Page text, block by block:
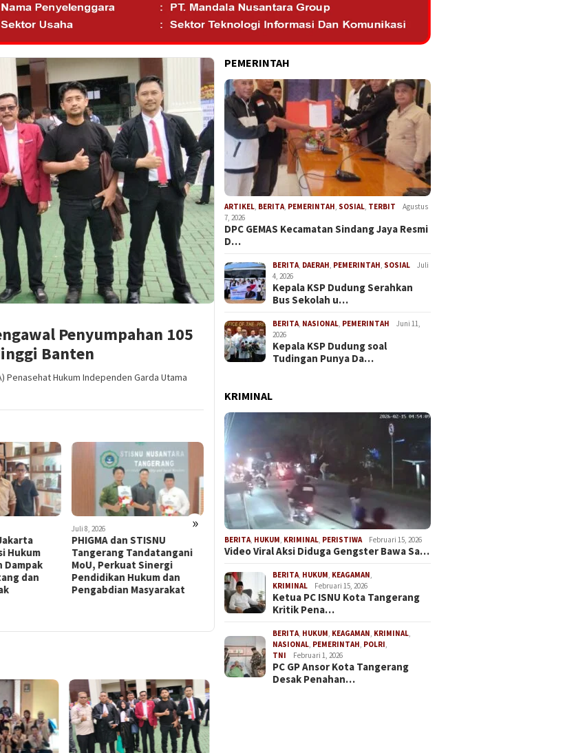
Penyumpahan 105
Banten
Penasehat Hukum Independen Garda Utama
»
dan
Juni 24, 2026
Silaturahim dan Penguatan
Sinergi Keilmuan Hukum
antara DPN OA PHIGMA dan
STISNU Tangerang dalam
Mendukung Implementasi
Juni 10, 2026
Hari Jadi Pertama
Organisasi Advokat dan
Khidmat di Jakarta
Mei 26, 2026
Warga Blok Bengkok atau
Gang Semangka Keluhkan
yang Dinilai Lambat
Bertindak
PEMERINTAH
ARTIKEL BERITA PEMERINTAH SOSIAL TERBIT
Agustus
7, 2026
DPC GEMAS Kecamatan Sindang Jaya Resmi
D…
BERITA DAERAH PEMERINTAH SOSIAL
Juli
4, 2026
Kepala KSP Dudung Serahkan
Bus Sekolah u…
BERITA NASIONAL PEMERINTAH
Juni 11,
2026
Kepala KSP Dudung soal
Tudingan Punya Da…
KRIMINAL
BERITA HUKUM KRIMINAL PERISTIWA Februari 15, 2026
Video Viral Aksi Diduga Gengster Bawa Sa…
BERITA HUKUM KEAGAMAN
KRIMINAL
Februari 15, 2026
Ketua PC ISNU Kota Tangerang
Kritik Pena…
BERITA HUKUM KEAGAMAN KRIMINAL
NASIONAL PEMERINTAH POLRI
TNI
Februari 1, 2026
PC GP Ansor Kota Tangerang
Desak Penahan…